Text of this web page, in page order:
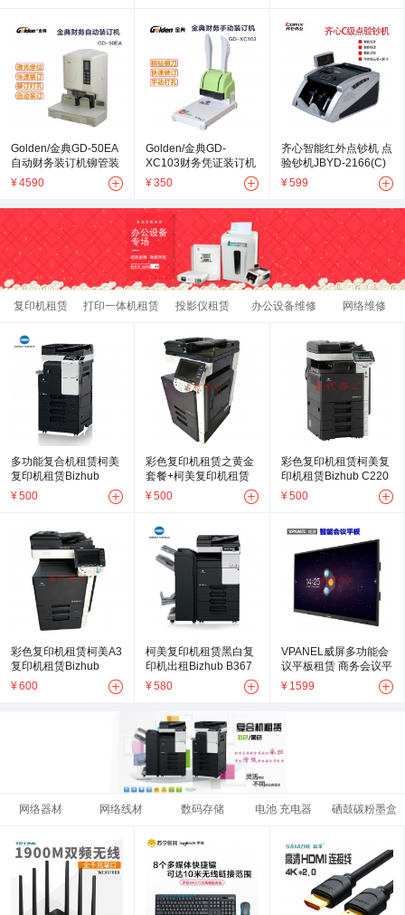
Golden/金典GD-50EA
自动财务装订机铆管装
订机
¥4590
Golden/金典GD-
XC103财务凭证装订机
手动打孔机
¥350
齐心智能红外点钞机 点
验钞机JBYD-2166(C)
双屏幕 点钞机办公家用
¥599
复印机租赁 打印一体机租赁 投影仪租赁 办公设备维修 网络维修
多功能复合机租赁柯美
复印机租赁Bizhub
B287复印机出租
¥500
彩色复印机租赁之黄金
套餐+柯美复印机租赁
Bizhub C280
¥500
彩色复印机租赁柯美复
印机租赁Bizhub C220
¥500
彩色复印机租赁柯美A3
复印机租赁Bizhub
C360+刷卡授权组件
¥600
柯美复印机租赁黑白复
印机出租Bizhub B367
多功能复合机租赁
¥580
VPANEL威屏多功能会
议平板租赁 商务会议平
板租赁 交互式会议平板
¥ 1599
网络器材 网络线材 数码存储 电池 充电器 硒鼓碳粉墨盒